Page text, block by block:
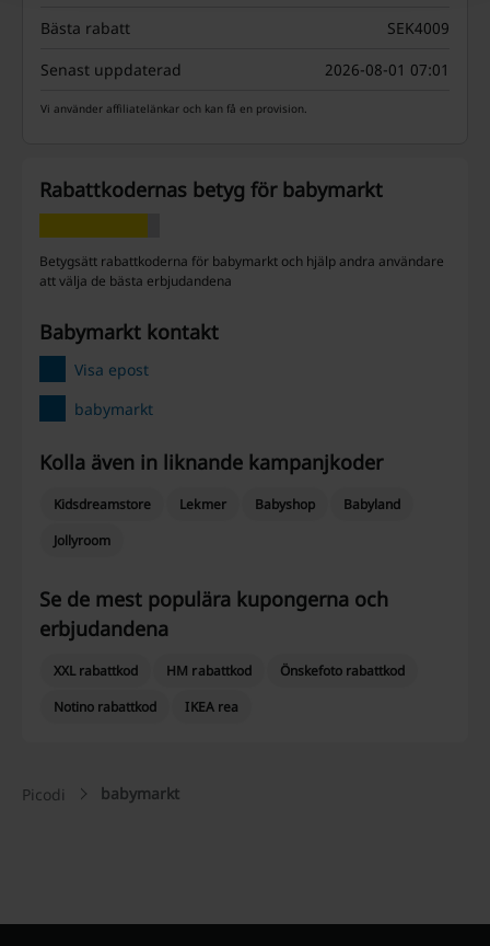
Bästa rabatt
SEK4009
Senast uppdaterad
2026-08-01 07:01
Vi använder affiliatelänkar och kan få en provision.
Rabattkodernas betyg för babymarkt
Betygsätt rabattkoderna för babymarkt och hjälp andra användare
att välja de bästa erbjudandena
babymarkt kontakt
Visa epost
babymarkt
Kolla även in liknande kampanjkoder
Kidsdreamstore Lekmer Babyshop
Babyland
Jollyroom
Se de mest populära kupongerna och
erbjudandena
XXL rabattkod HM rabattkod
Önskefoto rabattkod
Notino rabattkod
IKEA rea
Picodi babymarkt